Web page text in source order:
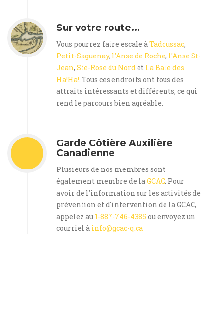
Sur votre route...
Vous pourrez faire escale à Tadoussac,
Petit-Saguenay, l'Anse de Roche, l'Anse St-
Jean, Ste-Rose du Nord et La Baie des
Ha!Ha! . Tous ces endroits ont tous des
attraits intéressants et différents, ce qui
rend le parcours bien agréable.
Garde Côtière Auxilière
Canadienne
Plusieurs de nos membres sont
également membre de la GCAC . Pour
avoir de l'information sur les activités de
prévention et d'intervention de la GCAC,
appelez au 1-887-746-4385 ou envoyez un
courriel à info@gcac-q.ca